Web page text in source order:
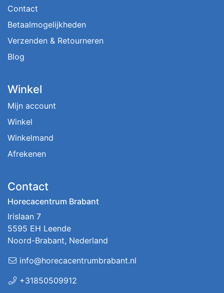
Contact
Betaalmogelijkheden
Verzenden & Retourneren
Blog
Winkel
Mijn account
Winkel
Winkelmand
Afrekenen
Contact
Horecacentrum Brabant
Irislaan 7
5595 EH Leende
Noord-Brabant, Nederland
info@horecacentrumbrabant.nl
+31850509912